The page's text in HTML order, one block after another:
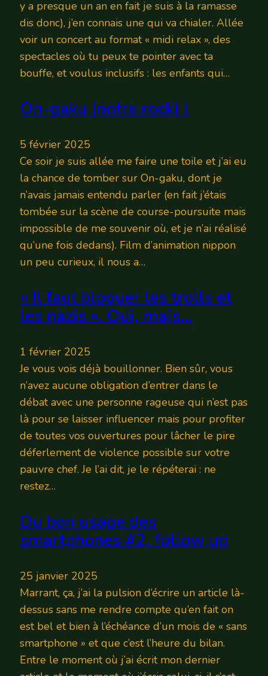
y a presque un an en fait je suis à la ramasse
dis donc), j’en connais une qui va chialer. Allée
voir un concert au format « midi relax », des
spectacles où tu peux te pointer avec ta
bouffe, et voulus inclusifs : les enfants qui…
On-gaku (notre rock) !
5 février 2025
Ce soir je suis allée me faire une toile et j’ai eu
la chance de tomber sur On-gaku, dont je
n’avais jamais entendu parler (en fait j’étais
tombée sur la scène de course-poursuite mais
impossible de me souvenir où, et je n’ai réalisé
qu’une fois dedans). Film d’animation nippon
un peu curieux, il nous a…
« Il faut bloquer les trolls et
les nazis ». Oui, mais…
1 février 2025
Je vous vois déjà bouillonner. Bien sûr, vous
n’avez aucune obligation d’entrer dans le
débat avec une personne rageuse qui n’est pas
là pour se laisser influencer mais pour profiter
de toutes vos ouvertures pour lâcher le pire
déferlement de violence possible sur votre
pauvre chef. Je l’ai dit, je le répéterai : ne
restez…
Du bon usage des
smartphones #2, follow up
25 janvier 2025
Marrant, ça, j’ai la pulsion d’écrire un article là-
dessus sans me rendre compte qu’en fait on
est bel et bien à l’échéance d’un mois de « sans
smartphone » et que c’est l’heure du bilan.
Entre le moment où j’ai écrit mon dernier